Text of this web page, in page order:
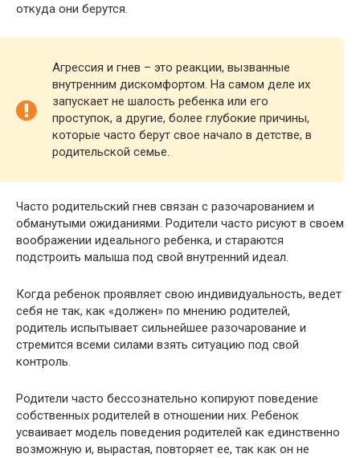
откуда они берутся.
Агрессия и гнев – это реакции, вызванные
внутренним дискомфортом. На самом деле их
запускает не шалость ребенка или его
проступок, а другие, более глубокие причины,
которые часто берут свое начало в детстве, в
родительской семье.
Часто родительский гнев связан с разочарованием и
обманутыми ожиданиями. Родители часто рисуют в своем
воображении идеального ребенка, и стараются
подстроить малыша под свой внутренний идеал.
Когда ребенок проявляет свою индивидуальность, ведет
себя не так, как «должен» по мнению родителей,
родитель испытывает сильнейшее разочарование и
стремится всеми силами взять ситуацию под свой
контроль.
Родители часто бессознательно копируют поведение
собственных родителей в отношении них. Ребенок
усваивает модель поведения родителей как единственно
возможную и, вырастая, повторяет ее, так как он не